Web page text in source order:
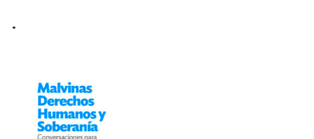
.